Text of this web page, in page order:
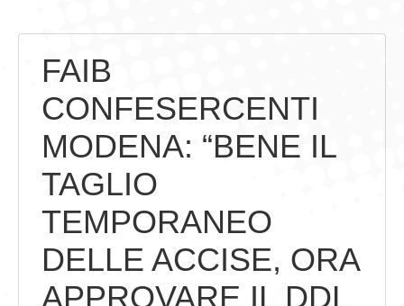
FAIB
CONFESERCENTI
MODENA: “BENE IL
TAGLIO
TEMPORANEO
DELLE ACCISE, ORA
APPROVARE IL DDL